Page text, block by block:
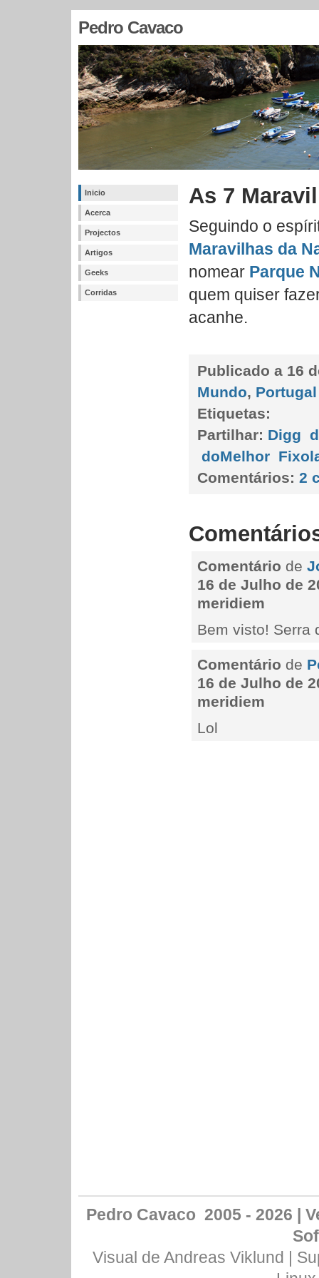
Pedro Cavaco
Inicio
Acerca
Projectos
Artigos
Geeks
Corridas
As 7
Seguindo o
Maravilhas da
nomear Parque
quem quiser
acanhe.
Publicado a 16
Mundo, Portugal
Etiquetas:
Partilhar: Digg
doMelhor
Comentários: 2
Comentário de
16 de Julho de
meridiem
Bem visto! Serra
Comentário de
16 de Julho de
meridiem
Lol
Pedro Cavaco 2005 - 2026 |
Visual de Andreas Viklund |